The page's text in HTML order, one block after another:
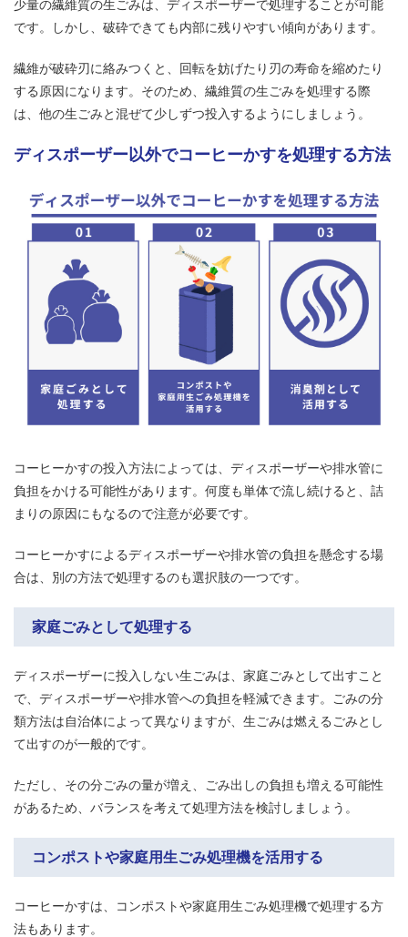
少量の繊維質の生ごみは、ディスポーザーで処理することが可能
です。しかし、破砕できても内部に残りやすい傾向があります。
繊維が破砕刃に絡みつくと、回転を妨げたり刃の寿命を縮めたり
する原因になります。そのため、繊維質の生ごみを処理する際
は、他の生ごみと混ぜて少しずつ投入するようにしましょう。
ディスポーザー以外でコーヒーかすを処理する方法
コーヒーかすの投入方法によっては、ディスポーザーや排水管に
負担をかける可能性があります。何度も単体で流し続けると、詰
まりの原因にもなるので注意が必要です。
コーヒーかすによるディスポーザーや排水管の負担を懸念する場
合は、別の方法で処理するのも選択肢の一つです。
家庭ごみとして処理する
ディスポーザーに投入しない生ごみは、家庭ごみとして出すこと
で、ディスポーザーや排水管への負担を軽減できます。ごみの分
類方法は自治体によって異なりますが、生ごみは燃えるごみとし
て出すのが一般的です。
ただし、その分ごみの量が増え、ごみ出しの負担も増える可能性
があるため、バランスを考えて処理方法を検討しましょう。
コンポストや家庭用生ごみ処理機を活用する
コーヒーかすは、コンポストや家庭用生ごみ処理機で処理する方
法もあります。